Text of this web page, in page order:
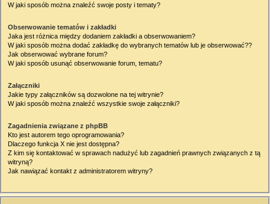
W jaki sposób można znaleźć swoje posty i tematy?
Obserwowanie tematów i zakładki
Jaka jest różnica między dodaniem zakładki a obserwowaniem?
W jaki sposób można dodać zakładkę do wybranych tematów lub je obserwować??
Jak obserwować wybrane forum?
W jaki sposób usunąć obserwowanie forum, tematu?
Załączniki
Jakie typy załączników są dozwolone na tej witrynie?
W jaki sposób można znaleźć wszystkie swoje załączniki?
Zagadnienia związane z phpBB
Kto jest autorem tego oprogramowania?
Dlaczego funkcja X nie jest dostępna?
Z kim się kontaktować w sprawach nadużyć lub zagadnień prawnych związanych z tą
witryną?
Jak nawiązać kontakt z administratorem witryny?